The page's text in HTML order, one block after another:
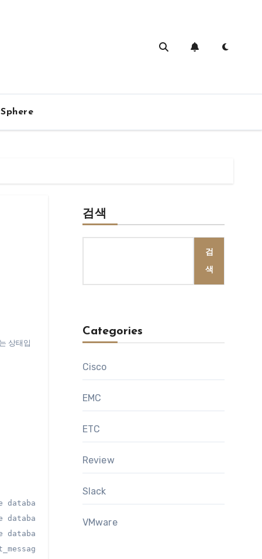
상태입
finished
finished
finished
finished the Configuration files
검색
검
색
Categories
Cisco
EMC
ETC
Review
Slack
VMware